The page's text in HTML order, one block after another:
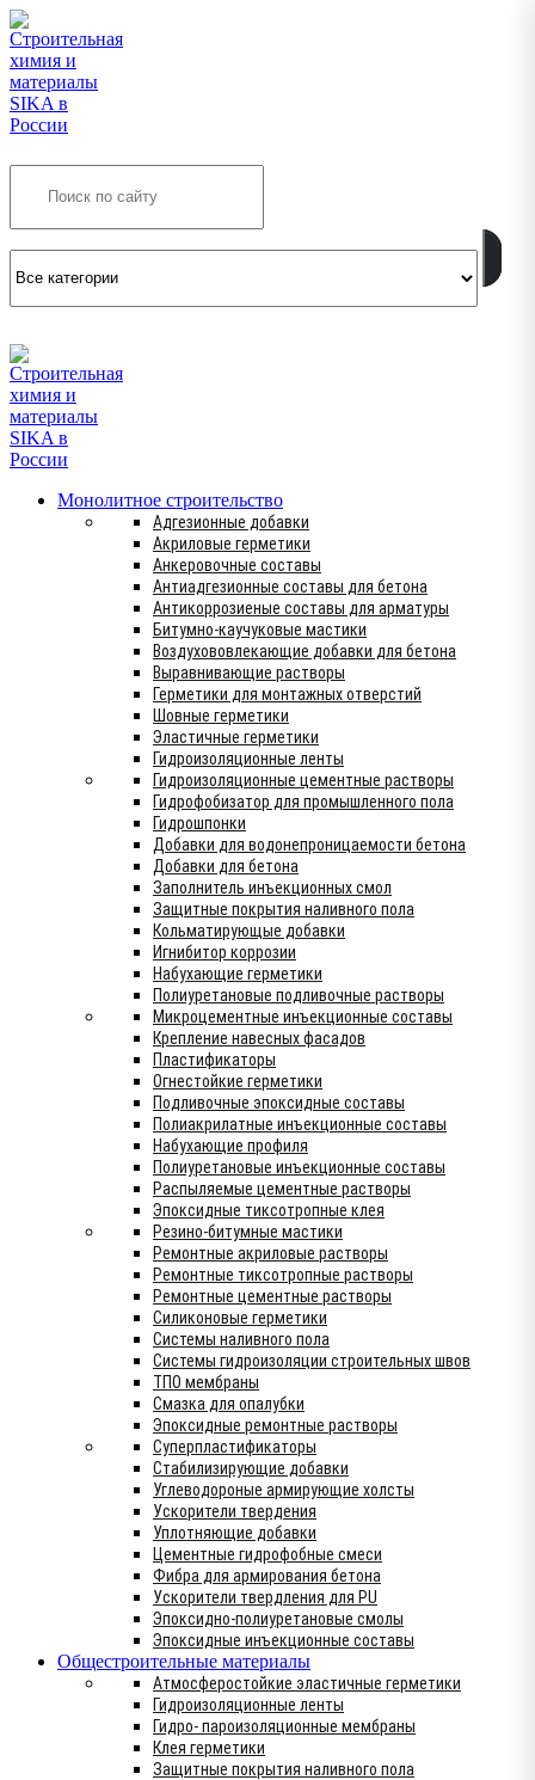
Монолитное строительство
Адгезионные добавки
Акриловые герметики
Анкеровочные составы
Антиадгезионные составы для бетона
Антикоррозиеные составы для арматуры
Битумно-каучуковые мастики
Воздухововлекающие добавки для бетона
Выравнивающие растворы
Герметики для монтажных отверстий
Шовные герметики
Эластичные герметики
Гидроизоляционные ленты
Гидроизоляционные цементные растворы
Гидрофобизатор для промышленного пола
Гидрошпонки
Добавки для водонепроницаемости бетона
Добавки для бетона
Заполнитель инъекционных смол
Защитные покрытия наливного пола
Кольматирующые добавки
Игнибитор коррозии
Набухающие герметики
Полиуретановые подливочные растворы
Микроцементные инъекционные составы
Крепление навесных фасадов
Пластификаторы
Огнестойкие герметики
Подливочные эпоксидные составы
Полиакрилатные инъекционные составы
Набухающие профиля
Полиуретановые инъекционные составы
Распыляемые цементные растворы
Эпоксидные тиксотропные клея
Резино-битумные мастики
Ремонтные акриловые растворы
Ремонтные тиксотропные растворы
Ремонтные цементные растворы
Силиконовые герметики
Системы наливного пола
Системы гидроизоляции строительных швов
ТПО мембраны
Смазка для опалубки
Эпоксидные ремонтные растворы
Суперпластификаторы
Стабилизирующие добавки
Углеводороные армирующие холсты
Ускорители твердения
Уплотняющие добавки
Цементные гидрофобные смеси
Фибра для армирования бетона
Ускорители твердления для PU
Эпоксидно-полиуретановые смолы
Эпоксидные инъекционные составы
Общестроительные материалы
Атмосферостойкие эластичные герметики
Гидроизоляционные ленты
Гидро- пароизоляционные мембраны
Клея герметики
Защитные покрытия наливного пола